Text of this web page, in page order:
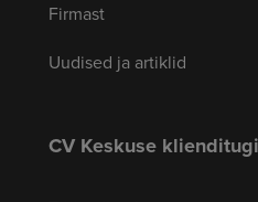
Firmast
Uudised ja artiklid
CV Keskuse klienditugi